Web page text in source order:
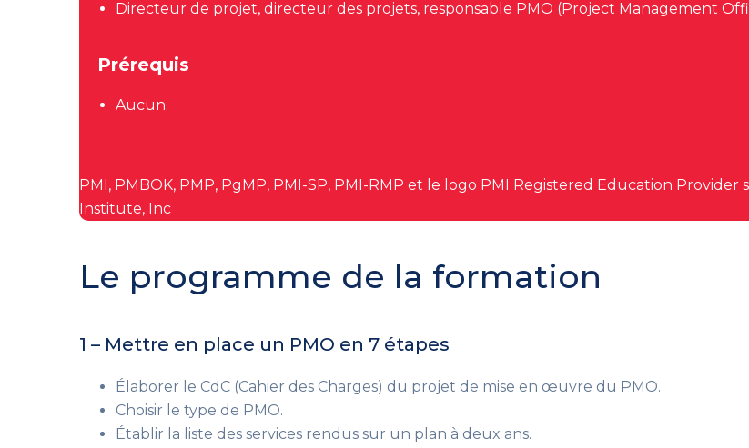
Directeur de projet, directeur des projets, responsable PMO (Project Management
Prérequis
Aucun.
PMI, PMBOK, PMP, PgMP, PMI-SP, PMI-RMP et le logo PMI Registered Education
Institute, Inc
Le programme de la formation
1 – Mettre en place un PMO en 7 étapes
Élaborer le CdC (Cahier des Charges) du projet de mise en œuvre du PMO.
Choisir le type de PMO.
Établir la liste des services rendus sur un plan à deux ans.